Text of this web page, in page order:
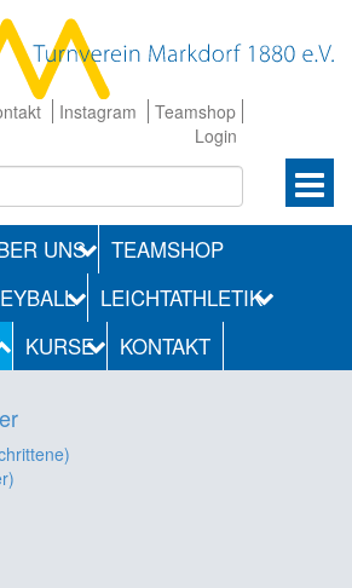
Instagram
Teamshop
Login
UNS
TEAMSHOP
LEICHTATHLETIK
KURSE KONTAKT